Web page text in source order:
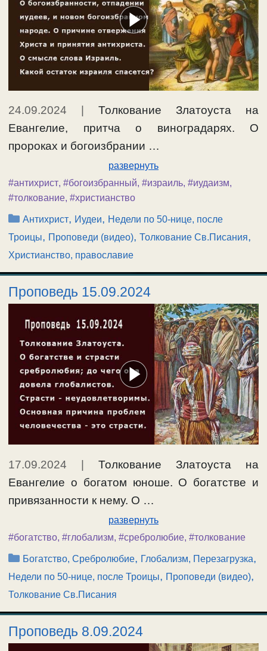
24.09.2024
Толкование Златоуста на
Евангелие, притча о виноградарях. О
пророках и богоизбрании …
развернуть
#антихрист, #богоизбранный, #израиль, #иудаизм,
#толкование, #христианство
Рубрики
Антихрист, Иудеи, Недели по 50-нице, после
Троицы, Проповеди (видео), Толкование Св.Писания,
Христианство, православие
Проповедь 15.09.2024
17.09.2024 | Толкование Златоуста на
Евангелие о богатом юноше. О богатстве и
привязанности к нему. О …
развернуть
#богатство, #глобализм, #сребролюбие, #толкование
Рубрики
Богатство, Сребролюбие, Глобализм, Перезагрузка,
Недели по 50-нице, после Троицы, Проповеди (видео),
Толкование Св.Писания
Проповедь 8.09.2024